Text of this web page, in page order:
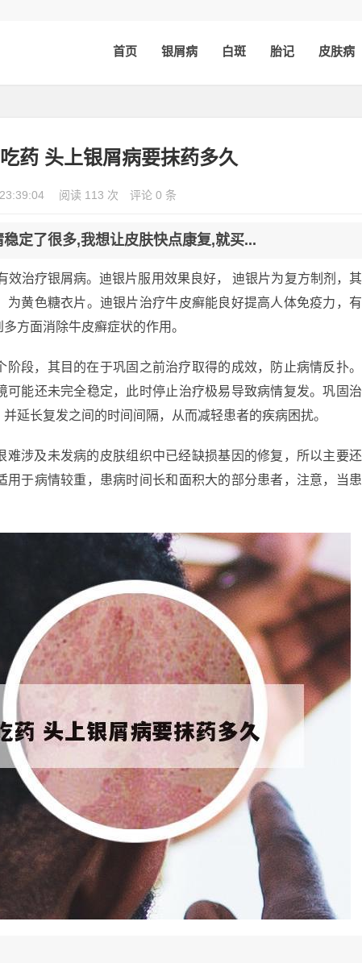
首页 银屑病 白斑 胎记 皮肤病
药 头上银屑病要抹药多久
阅读 113 次 评论 0 条
定了很多,我想让皮肤快点康复,就买...
效治疗银屑病。迪银片服用效果良好， 迪银片为复方制剂，其
为黄色糖衣片。迪银片治疗牛皮癣能良好提高人体免疫力，有
方面消除牛皮癣症状的作用。
段，其目的在于巩固之前治疗取得的成效，防止病情反扑。
可能还未完全稳定，此时停止治疗极易导致病情复发。巩固治
延长复发之间的时间间隔，从而减轻患者的疾病困扰。
涉及未发病的皮肤组织中已经缺损基因的修复，所以主要还
于病情较重，患病时间长和面积大的部分患者，注意，当患